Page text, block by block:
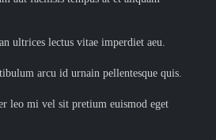
ultrices lectus vitae imperdiet aeu.
arcu id urnain pellentesque quis.
leo mi vel sit pretium euismod eget